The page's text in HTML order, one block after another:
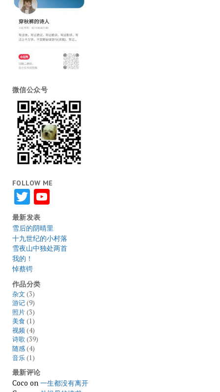
微信公众号
FOLLOW ME
TwitterYouTube
最新发表
雪后的阴晴里
十九世纪的小村落
雪夜山中独处两首
我的！
悼蔡锷
作品分类
杂文 (3)
游记(9)
照片(3)
美食 (1)
视频(4)
诗歌(39)
随感(4)
音乐(1)
最新评论
Coco on 一生都没有离开